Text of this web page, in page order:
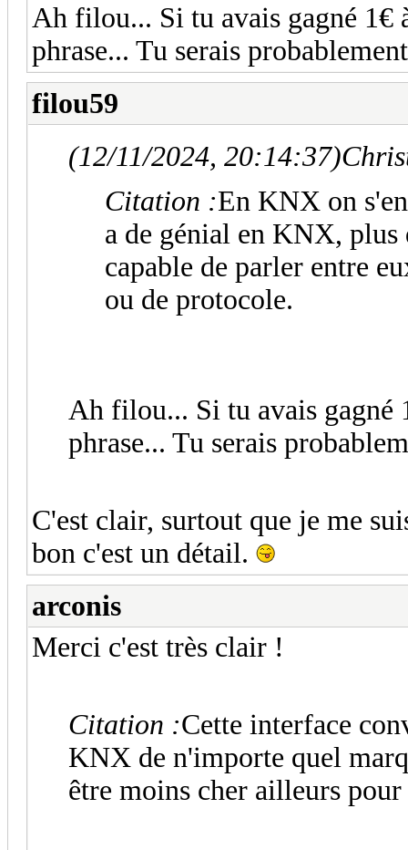
Ah filou... Si tu avais gagné 1€
phrase... Tu serais
filou59
(12/11/2024, 20:14:37)
Citation :En KNX on
a de génial en KNX,
capable de parler entre
ou de protocole.
Ah filou... Si tu avais gagné
phrase... Tu serais
C'est clair, surtout que je me
bon c'est un détail.
arconis
Merci c'est très clair !
Citation :Cette interface
KNX de n'importe quel
être moins cher ailleurs